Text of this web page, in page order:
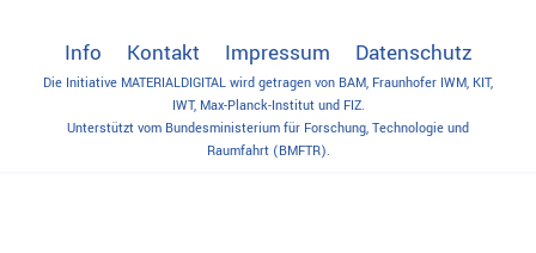
Die Initiative MATERIALDIGITAL wird getragen von BAM, Fraunhofer IWM, KIT,
IWT, Max-Planck-Institut und FIZ.
Info Kontakt Impressum Datenschutz
Unterstützt vom Bundesministerium für Forschung, Technologie und
Raumfahrt (BMFTR).